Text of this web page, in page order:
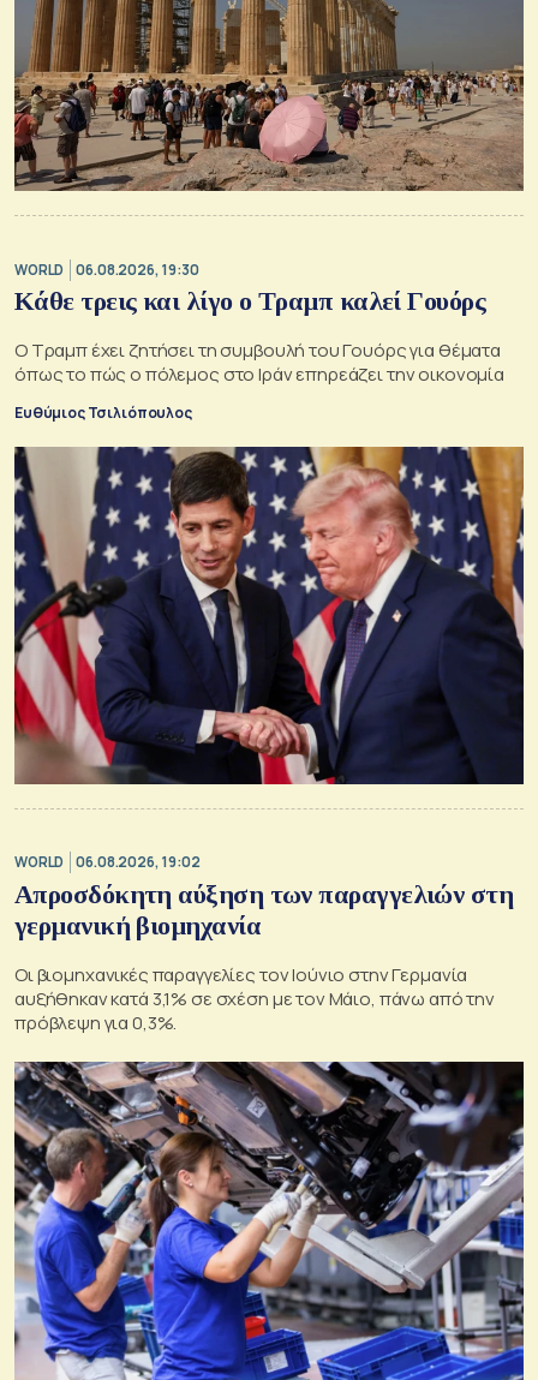
WORLD 06.08.2026, 19:30
Κάθε τρεις και λίγο ο Τραμπ καλεί Γουόρς
Ο Τραμπ έχει ζητήσει τη συμβουλή του Γουόρς για θέματα
όπως το πώς ο πόλεμος στο Ιράν επηρεάζει την οικονομία
Ευθύμιος Τσιλιόπουλος
WORLD 06.08.2026, 19:02
Απροσδόκητη αύξηση των παραγγελιών στη
γερμανική βιομηχανία
Οι βιομηχανικές παραγγελίες τον Ιούνιο στην Γερμανία
αυξήθηκαν κατά 3,1% σε σχέση με τον Μάιο, πάνω από την
πρόβλεψη για 0,3%.